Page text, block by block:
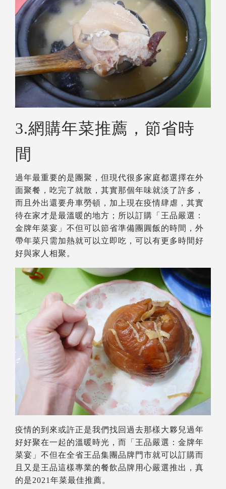
3.網購年菜推薦，節省時
間
過年最重要的是團聚，但現代很多家庭都選擇在外
面聚餐，吃完了就散，其實那個年味就淡了許多，
而且外出還要舟車勞頓，加上現在疫情肆虐，其實
待在家才是最溫暖的地方；所以訂購「王品嚴選：
金牌年菜宴」不但可以節省準備團圓飯的時間，外
帶年菜只需加熱就可以立即吃，可以有更多時間好
好與家人相聚。
疫情的到來或許正是我們找回過去那樣大夥兒過年
好好聚在一起的溫暖時光，而「王品嚴選：金牌年
菜宴」不但在全省王品集團品牌門市就可以訂購而
且又是王品這樣專業的餐飲品牌用心嚴選推出，真
的是2021年菜最佳推薦。